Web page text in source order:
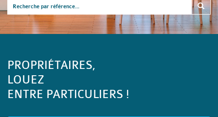
PROPRIÉTAIRES,
LOUEZ
ENTRE PARTICULIERS !